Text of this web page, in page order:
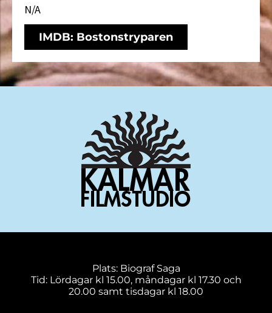
N/A
IMDB: Bostonstryparen
Plats: Biograf Saga
Tid: Lördagar kl 15.00, måndagar kl 17.30 och
20.00 samt tisdagar kl 18.00